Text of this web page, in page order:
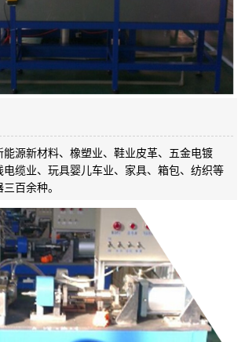
源新材料、橡塑业、鞋业皮革、五金电镀
电缆业、玩具婴儿车业、家具、箱包、纺织等
百余种。